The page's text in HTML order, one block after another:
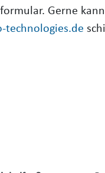
Gerne
technologies.de